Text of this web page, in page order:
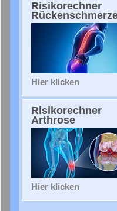
Risikorechner
Hier klicken
Risikorechner
Arthrose
Hier klicken